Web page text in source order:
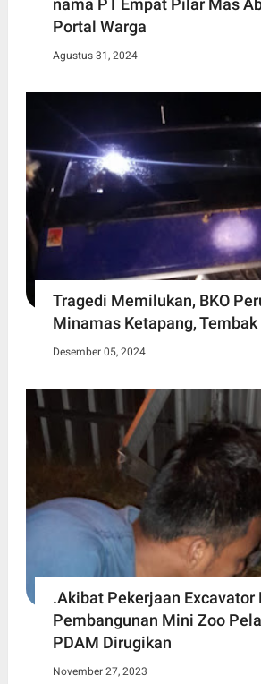
Portal Warga
Agustus 31, 2024
Tragedi Memilukan, BKO
Minamas Ketapang, Tembak
Desember 05, 2024
.Akibat Pekerjaan Excavator
Pembangunan Mini Zoo
PDAM Dirugikan
November 27, 2023